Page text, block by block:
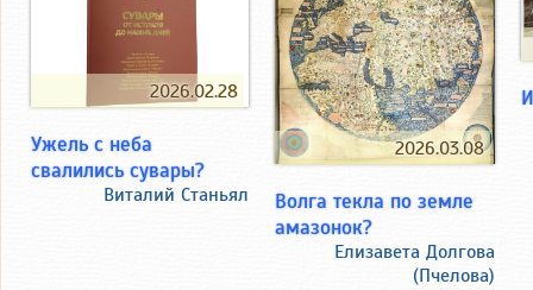
2026.02.28
Ужель с неба
свалились сувары?
Виталий Станьял
2026.03.08
Волга текла по земле
амазонок?
Елизавета Долгова
(Пчелова)